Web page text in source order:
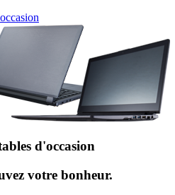
d'occasion
votre bonheur.